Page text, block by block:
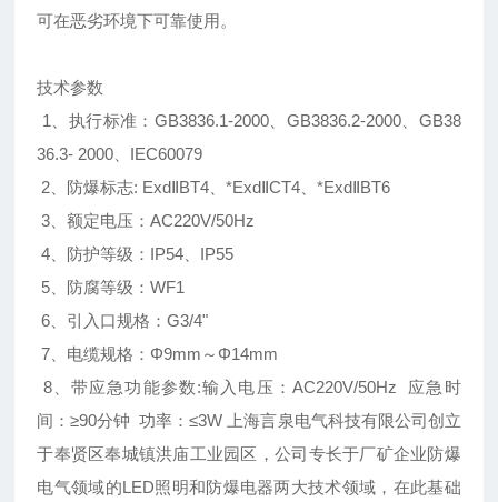
可在恶劣环境下可靠使用。
技术参数
1、执行标准：GB3836.1-2000、GB3836.2-2000、GB38
36.3- 2000、IEC60079
2、防爆标志: ExdⅡBT4、*ExdⅡCT4、*ExdⅡBT6
3、额定电压：AC220V/50Hz
4、防护等级：IP54、IP55
5、防腐等级：WF1
6、引入口规格：G3/4"
7、电缆规格：Φ9mm～Φ14mm
8、带应急功能参数:输入电压：AC220V/50Hz 应急时
间：≥90分钟 功率：≤3W 上海言泉电气科技有限公司创立
于奉贤区奉城镇洪庙工业园区，公司专长于厂矿企业防爆
电气领域的LED照明和防爆电器两大技术领域，在此基础